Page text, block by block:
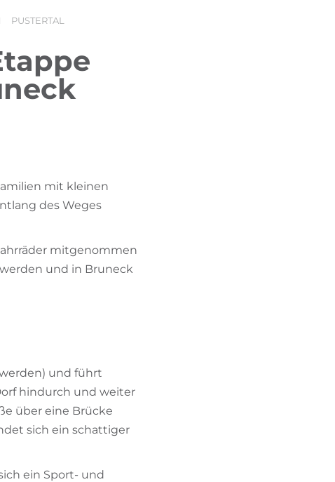
PUSTERTAL
mit kleinen
des Weges
mitgenommen
und in Bruneck
und führt
hindurch und weiter
über eine Brücke
sich ein schattiger
ein Sport- und